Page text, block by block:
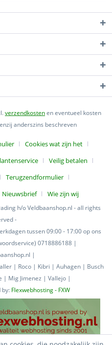
verzendkostenen eventueel kosten
anderszins beschreven
Cookies wat zijn het
Veilig betalen
Terugzendformulier
Nieuwsbrief Wie zijn wij
h/o Veldbaanshop.nl - all rights
-
tussen 09:00 - 17:00 op ons
0718886188 |
|
| Roco | Kibri | Auhagen | Busch
| Mig Jimenez | Vallejo |
by: Flexwebhosting - FXW